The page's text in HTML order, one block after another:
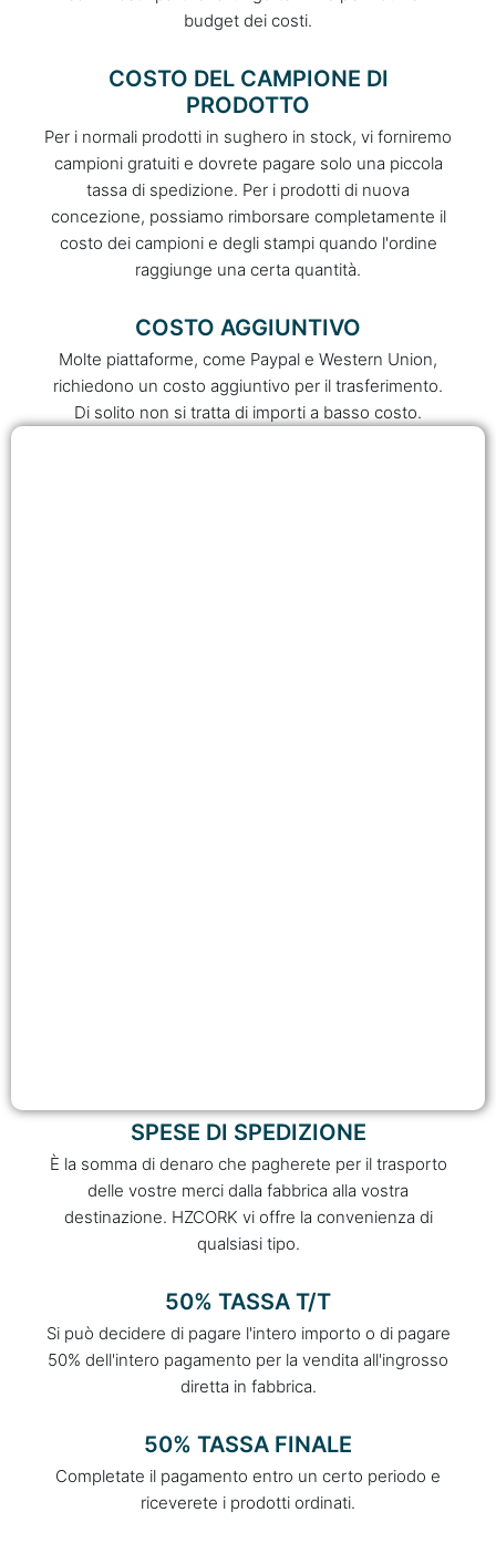
budget dei costi.
COSTO DEL CAMPIONE DI
PRODOTTO
Per i normali prodotti in sughero in stock, vi forniremo
campioni gratuiti e dovrete pagare solo una piccola
tassa di spedizione. Per i prodotti di nuova
concezione, possiamo rimborsare completamente il
costo dei campioni e degli stampi quando l'ordine
raggiunge una certa quantità.
COSTO AGGIUNTIVO
Molte piattaforme, come Paypal e Western Union,
richiedono un costo aggiuntivo per il trasferimento.
Di solito non si tratta di importi a basso costo.
SPESE DI SPEDIZIONE
È la somma di denaro che pagherete per il trasporto
delle vostre merci dalla fabbrica alla vostra
destinazione. HZCORK vi offre la convenienza di
qualsiasi tipo.
50% TASSA T/T
Si può decidere di pagare l'intero importo o di pagare
50% dell'intero pagamento per la vendita all'ingrosso
diretta in fabbrica.
50% TASSA FINALE
Completate il pagamento entro un certo periodo e
riceverete i prodotti ordinati.